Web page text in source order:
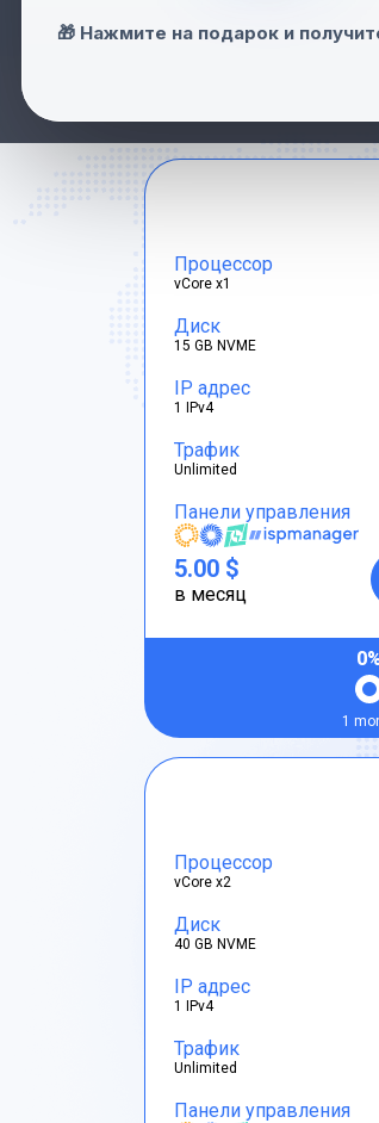
Процессор
vCore x1
Диск
15 GB NVME
IP адрес
1 IPv4
Трафик
Unlimited
Панели управления
5.00 $
в месяц
1
Процессор
vCore x2
Диск
40 GB NVME
IP адрес
1 IPv4
Трафик
Unlimited
Панели управления
🎁 Нажмите на подарок и